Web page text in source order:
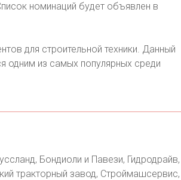
номинаций будет объявлен в
для строительной техники. Данный
одним из самых популярных среди
Бондиоли и Павези, Гидродрайв,
тракторный завод, Строймашсервис,